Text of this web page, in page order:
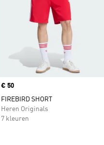
Price
€ 50
FIREBIRD SHORT
Heren Originals
7 kleuren